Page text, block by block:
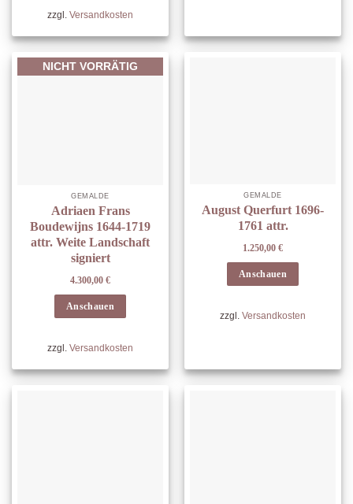
zzgl. Versandkosten
NICHT VORRÄTIG
GEMÄLDE
Adriaen Frans
Boudewijns 1644-1719
attr. Weite Landschaft
signiert
4.300,00 €
Anschauen
zzgl. Versandkosten
GEMÄLDE
August Querfurt 1696-
1761 attr.
1.250,00 €
Anschauen
zzgl. Versandkosten